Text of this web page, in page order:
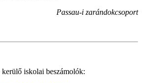
Passau-i zarándokcsoport
iskolai beszámolók: